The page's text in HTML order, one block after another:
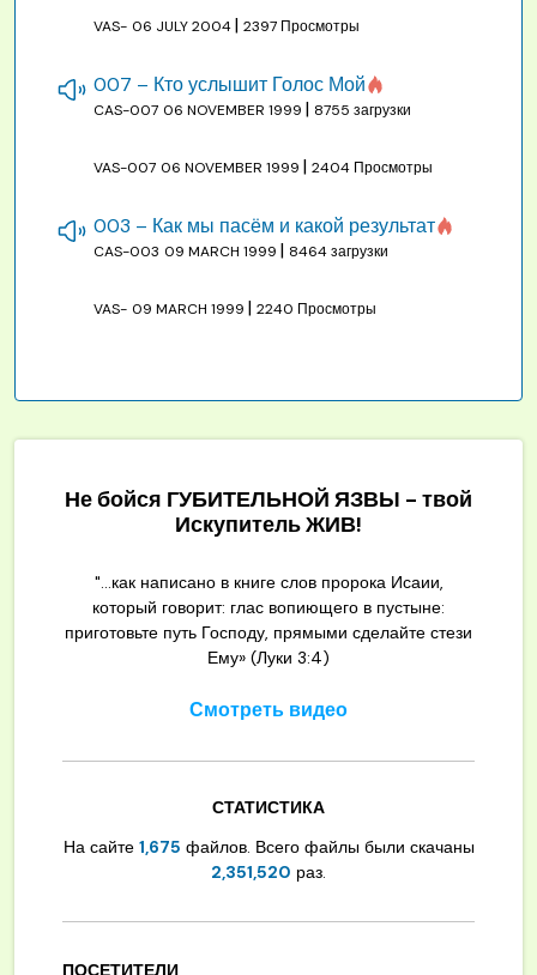
VAS- 06 JULY 2004| 2397 Просмотры
007 – Кто услышит Голос Мой
CAS-007 06 NOVEMBER 1999 | 8755 загрузки
VAS-007 06 NOVEMBER 1999 | 2404 Просмотры
003 – Как мы пасём и какой результат
CAS-003 09 MARCH 1999 | 8464 загрузки
VAS- 09 MARCH 1999 | 2240 Просмотры
Не бойся ГУБИТЕЛЬНОЙ ЯЗВЫ - твой
Искупитель ЖИВ!
"...как написано в книге слов пророка Исаии,
который говорит: глас вопиющего в пустыне:
приготовьте путь Господу, прямыми сделайте стези
Ему» (Луки 3:4)
Смотреть видео
СТАТИСТИКА
На сайте 1,675 файлов. Всего файлы были скачаны
2,351,520 раз.
ПОСЕТИТЕЛИ